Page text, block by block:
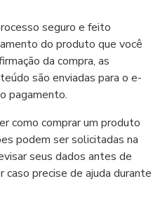
seguro e feito
do produto que você
da compra, as
são enviadas para o e-
pagamento.
como comprar um produto
podem ser solicitadas na
seus dados antes de
precise de ajuda durante